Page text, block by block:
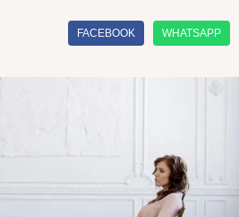
FACEBOOK WHATSAPP